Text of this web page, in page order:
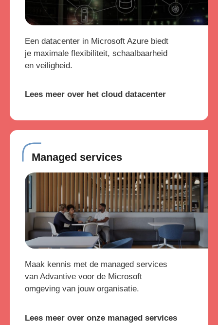
Een datacenter in Microsoft Azure biedt
je maximale flexibiliteit, schaalbaarheid
en veiligheid.
Lees meer over het cloud datacenter
Managed services
Maak kennis met de managed services
van Advantive voor de Microsoft
omgeving van jouw organisatie.
Lees meer over onze managed services